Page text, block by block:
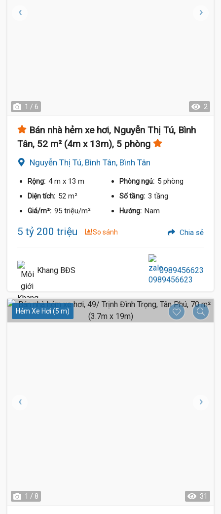
1 / 6 2
Bán nhà hẻm xe hơi, Nguyễn Thị Tú, Bình
Tân, 52 m² (4m x 13m), 5 phòng
Nguyễn Thị Tú, Bình Tân, Bình Tân
Rộng: 4 m x 13 m Phòng ngủ: 5 phòng
Diện tích: 52 m² Số tầng: 3 tầng
Giá/m²: 95 triệu/m² Hướng: Nam
5 tỷ 200 triệu So sánh Chia sẻ
Khang BĐS 0989456623
Hẻm Xe Hơi (5 m)
1 / 8 31